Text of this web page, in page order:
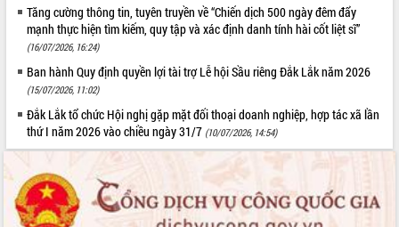
Lắk
Khơi thông điểm nghẽn, đẩy nhanh
HĐND tỉnh thông qua điều chỉnh Quy
hoạch tỉnh thời kỳ 2021-2030
Hội thảo góp ý hồ sơ điều chỉnh quy
hoạch tỉnh Đắk Lắk thời kỳ 2021-2030,
Nâng cao hiệu quả hoạt động của các
doanh nghiệp nhà nước
Hội nghị triển khai kết nối mạng
Tăng cường thông tin, tuyên truyền về “Chiến dịch 500 ngày đêm đẩy
mạnh thực hiện tìm kiếm, quy tập và xác định danh tính hài cốt liệt sĩ”
(16/07/2026, 16:24)
Ban hành Quy định quyền lợi tài trợ Lễ hội Sầu riêng Đắk Lắk năm 2026
(15/07/2026, 11:02)
Đắk Lắk tổ chức Hội nghị gặp mặt đối thoại doanh nghiệp, hợp tác xã lần
thứ I năm 2026 vào chiều ngày 31/7 (10/07/2026, 14:54)